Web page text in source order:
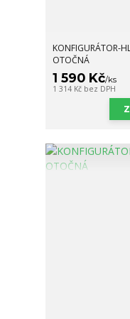
KONFIGURÁTOR-
OTOČNÁ
1 590 Kč/ks
1 314 Kč bez DPH